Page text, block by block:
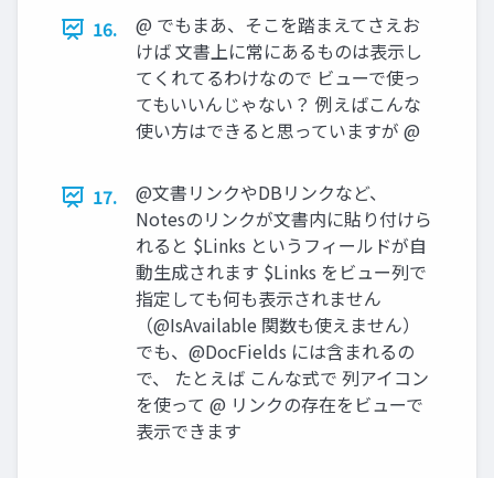
16.
@ でもまあ、そこを踏まえてさえお
けば 文書上に常にあるものは表示し
てくれてるわけなので ビューで使っ
てもいいんじゃない？ 例えばこんな
使い方はできると思っていますが @
17.
@文書リンクやDBリンクなど、
Notesのリンクが文書内に貼り付けら
れると $Links というフィールドが自
動生成されます $Links をビュー列で
指定しても何も表示されません
（@IsAvailable 関数も使えません）
でも、@DocFields には含まれるの
で、 たとえば こんな式で 列アイコン
を使って @ リンクの存在をビューで
表示できます